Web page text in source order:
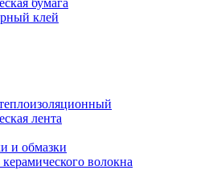
бумага
клей
лента
и обмазки
волокна